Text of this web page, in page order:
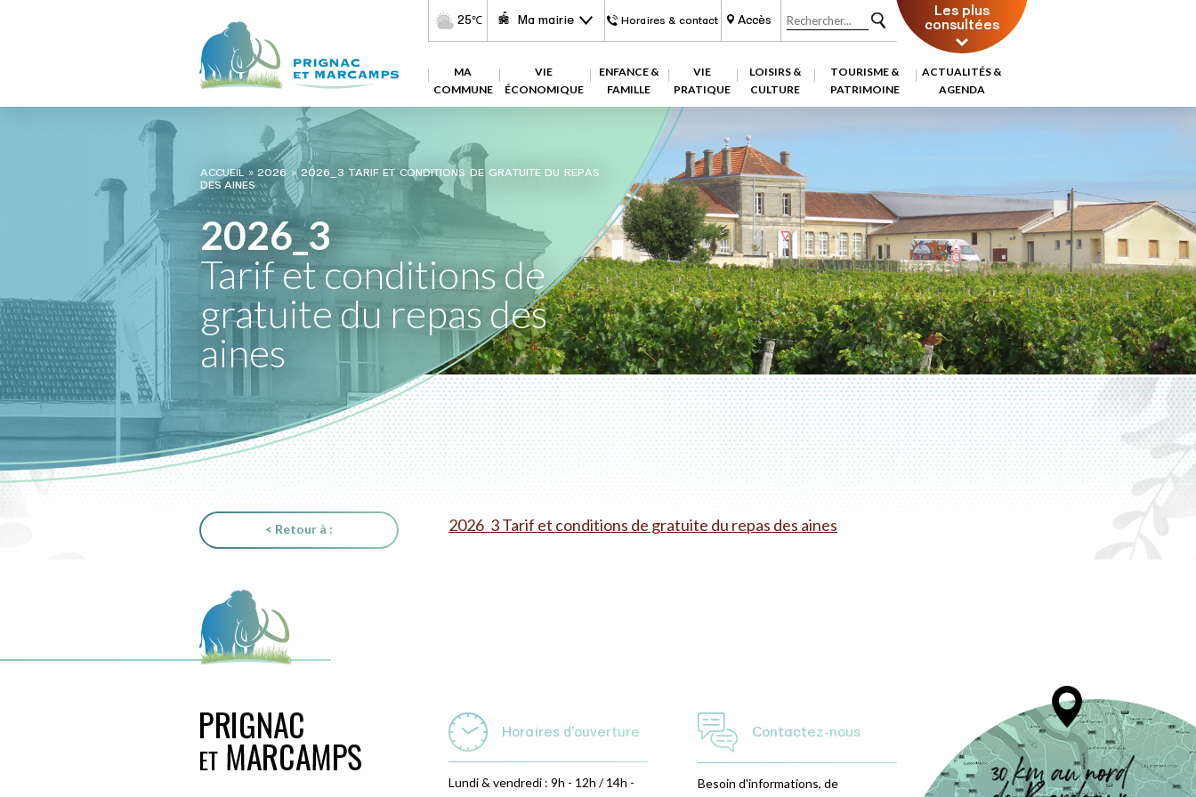
25℃ Ma mairie Horaires & contact Accès Les plus
consultées
MA
COMMUNE
VIE
ÉCONOMIQUE
ENFANCE &
FAMILLE
VIE
PRATIQUE
LOISIRS &
CULTURE
TOURISME &
PATRIMOINE
ACTUALITÉS &
AGENDA
ACCUEIL»2026»2026_3 TARIF ET CONDITIONS DE GRATUITE DU REPAS
DES AINES
2026_3
Tarif et conditions de
gratuite du repas des
aines
< Retour à : 2026_3 Tarif et conditions de gratuite du repas des aines
Horaires d'ouverture
Lundi & vendredi : 9h - 12h / 14h -
Contactez-nous
Besoin d'informations, de